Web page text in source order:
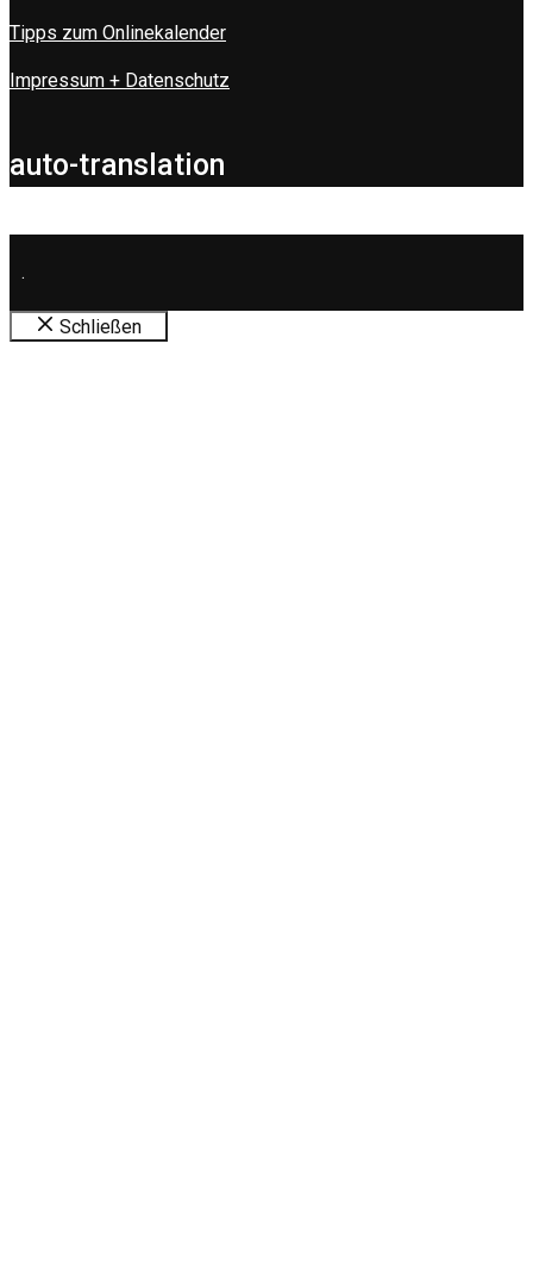
Tipps zum Onlinekalender
Impressum + Datenschutz
auto-translation
.
Schließen